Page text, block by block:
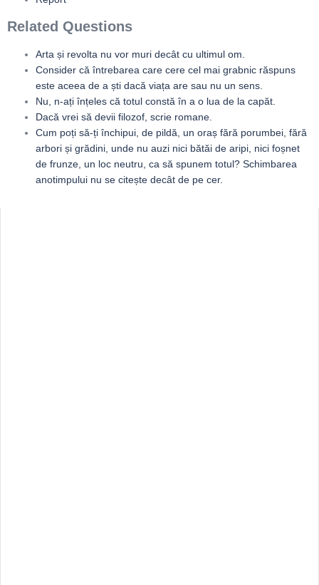
Related Questions
Arta și revolta nu vor muri decât cu ultimul om.
Consider că întrebarea care cere cel mai grabnic răspuns
este aceea de a ști dacă viața are sau nu un sens.
Nu, n-ați înțeles că totul constă în a o lua de la capăt.
Dacă vrei să devii filozof, scrie romane.
Cum poți să-ți închipui, de pildă, un oraș fără porumbei, fără
arbori și grădini, unde nu auzi nici bătăi de aripi, nici foșnet
de frunze, un loc neutru, ca să spunem totul? Schimbarea
anotimpului nu se citește decât de pe cer.